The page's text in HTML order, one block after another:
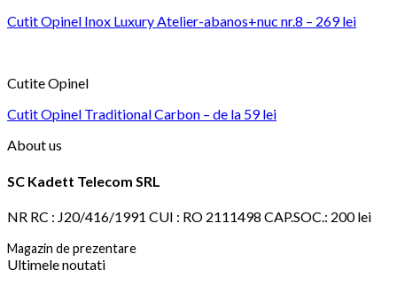
Cutit Opinel Inox Luxury Atelier-abanos+nuc nr.8 – 269 lei
Cutite Opinel
Cutit Opinel Traditional Carbon – de la 59 lei
About us
SC Kadett Telecom SRL
NR RC : J20/416/1991 CUI : RO 2111498 CAP.SOC.: 200 lei
Magazin de prezentare
Ultimele noutati